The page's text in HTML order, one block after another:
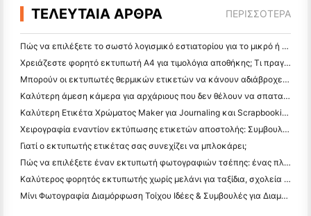
ΤΕΛΕΥΤΑΙΑ ΑΡΘΡΑ ΠΕΡΙΣΣΌΤΕΡΑ
Πώς να επιλέξετε το σωστό λογισμικό εστιατορίου για το μικρό ή μεσαίο σας εστιατόριο
Χρειάζεστε φορητό εκτυπωτή A4 για τιμολόγια αποθήκης; Τι πραγματικά λειτουργεί
Μπορούν οι εκτυπωτές θερμικών ετικετών να κάνουν αδιάβροχες ετικέτες για προϊόντα μικρών επιχειρήσεων;
Καλύτερη άμεση κάμερα για αρχάριους που δεν θέλουν να σπαταλήσουν χαρτί
Καλύτερη Ετικέτα Χρώματος Maker για Journaling και Scrapbooking: Προσθέστε Περισσότερο Χρώμα σε Κάθε Σελίδα
Χειρογραφία εναντίον εκτύπωσης ετικετών αποστολής: Συμβουλές για τις μικρές επιχειρήσεις το 2026
Γιατί ο εκτυπωτής ετικέτας σας συνεχίζει να μπλοκάρει;
Πώς να επιλέξετε έναν εκτυπωτή φωτογραφιών τσέπης: ένας πλήρης οδηγός για τους χρήστες ημερολογίου, ταξιδιών και iPhone
Καλύτερος φορητός εκτυπωτής χωρίς μελάνι για ταξίδια, σχολεία και κινητή εργασία: Hanin MT620 Pro Review
Μίνι Φωτογραφία Διαμόρφωση Τοίχου Ιδέες & Συμβουλές για Διαμόρφωση Υπνοδωματίου και Κοιτώνα